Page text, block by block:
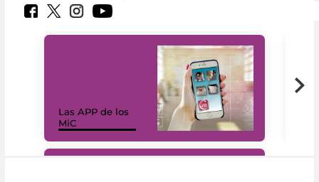
Las APP de los
MiC